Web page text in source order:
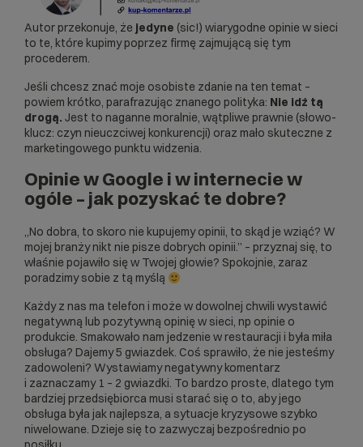
Autor przekonuje, że jedyne (sic!) wiarygodne opinie w sieci
to te, które kupimy poprzez firmę zajmującą się tym
procederem.
Jeśli chcesz znać moje osobiste zdanie na ten temat –
powiem krótko, parafrazując znanego polityka: Nie idź tą
drogą. Jest to naganne moralnie, wątpliwe prawnie (słowo-
klucz: czyn nieuczciwej konkurencji) oraz mało skuteczne z
marketingowego punktu widzenia.
Opinie w Google i w internecie w
ogóle – jak pozyskać te dobre?
„No dobra, to skoro nie kupujemy opinii, to skąd je wziąć? W
mojej branży nikt nie pisze dobrych opinii.” – przyznaj się, to
właśnie pojawiło się w Twojej głowie? Spokojnie, zaraz
poradzimy sobie z tą myślą
Każdy z nas ma telefon i może w dowolnej chwili wystawić
negatywną lub pozytywną opinię w sieci, np opinie o
produkcie. Smakowało nam jedzenie w restauracji i była miła
obsługa? Dajemy 5 gwiazdek. Coś sprawiło, że nie jesteśmy
zadowoleni? Wystawiamy negatywny komentarz
i zaznaczamy 1 – 2 gwiazdki. To bardzo proste, dlatego tym
bardziej przedsiębiorca musi starać się o to, aby jego
obsługa była jak najlepsza, a sytuacje kryzysowe szybko
niwelowane. Dzieje się to zazwyczaj bezpośrednio po